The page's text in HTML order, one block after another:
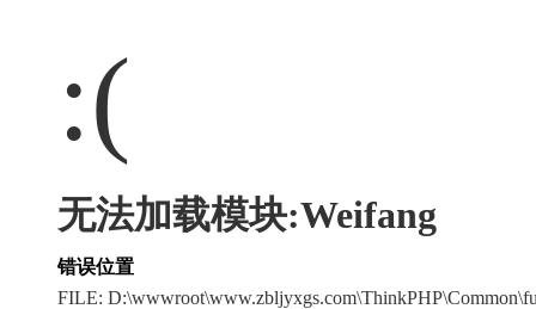
:(
无法加载模块:Weifang
错误位置
FILE: